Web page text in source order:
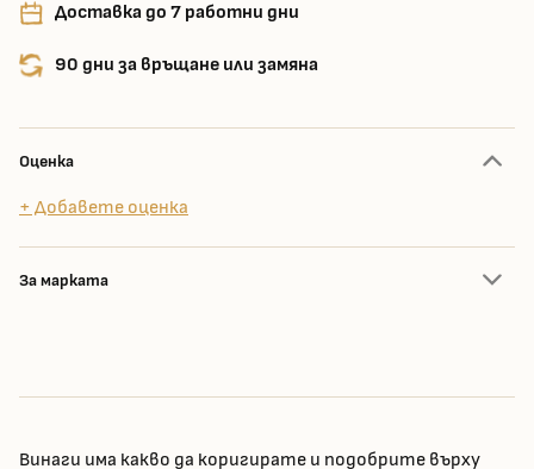
Доставка до 7 работни дни
90 дни за връщане или замяна
Оценка
+ Добавете оценка
За марката
Винаги има какво да коригирате и подобрите върху